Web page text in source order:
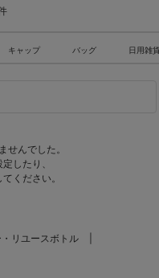
キャップ バッグ 日用雑
せんでした。
したり、
ください。
リユースボトル